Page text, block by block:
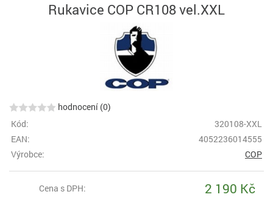
Rukavice COP CR108 vel.XXL
hodnocení (0)
Kód:
320108-XXL
EAN:
4052236014555
Výrobce:
COP
Cena s DPH: 2 190 Kč